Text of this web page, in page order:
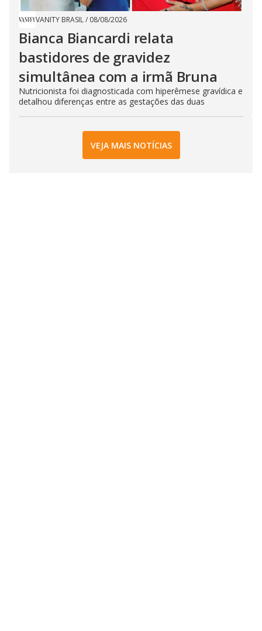
VANITY BRASIL/ 08/08/2026
Bianca Biancardi relata
bastidores de gravidez
simultânea com a irmã Bruna
Nutricionista foi diagnosticada com hiperêmese gravídica e
detalhou diferenças entre as gestações das duas
VEJA MAIS NOTÍCIAS